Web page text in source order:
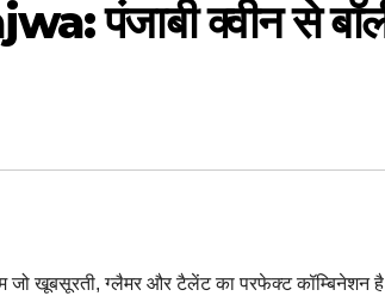
पंजाबी क्वीन से
जो खूबसूरती, ग्लैमर और टैलेंट का परफेक्ट कॉम्बिनेशन